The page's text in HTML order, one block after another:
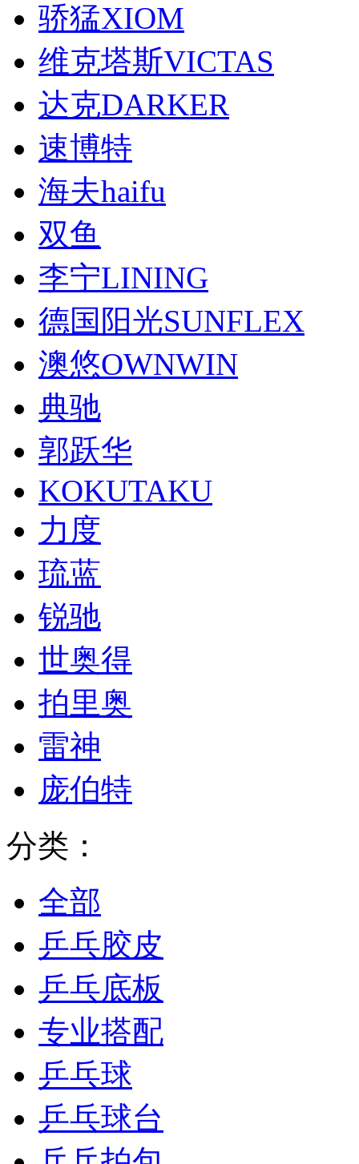
骄猛XIOM
维克塔斯VICTAS
达克DARKER
速博特
海夫haifu
双鱼
李宁LINING
德国阳光SUNFLEX
澳悠OWNWIN
典驰
郭跃华
KOKUTAKU
力度
琉蓝
锐驰
世奥得
拍里奥
雷神
庞伯特
分类：
全部
乒乓胶皮
乒乓底板
专业搭配
乒乓球
乒乓球台